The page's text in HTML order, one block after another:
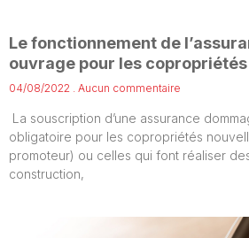
Le fonctionnement de
ouvrage pour les copropriétés
04/08/2022 Aucun commentaire
La souscription d’une assurance
obligatoire pour les copropriétés
promoteur) ou celles qui font réaliser
construction,